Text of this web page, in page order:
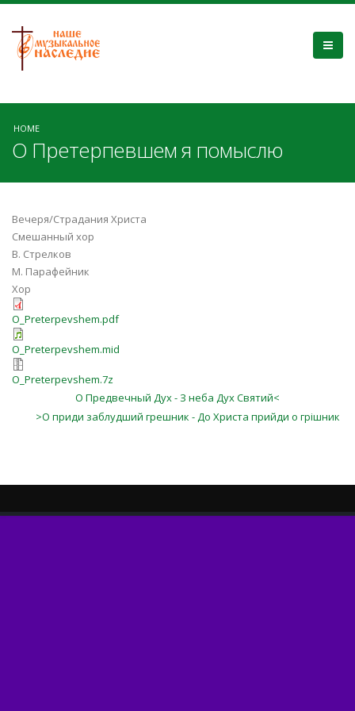
HOME
О Претерпевшем я помыслю
Вечеря/Страдания Христа
Смешанный хор
В. Стрелков
М. Парафейник
Хор
O_Preterpevshem.pdf
O_Preterpevshem.mid
O_Preterpevshem.7z
О Предвечный Дух - З неба Дух Святий<
>О приди заблудший грешник - До Христа прийди о грішник